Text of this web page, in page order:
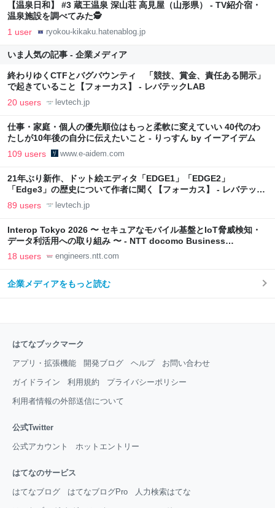
【温泉日和】 #3 蔵王温泉 深山荘 高見屋（山形県） - TV紹介宿・
温泉施設を調べてみた🕵️
1 user ryokou-kikaku.hatenablog.jp
いま人気の記事 - 企業メディア
終わりゆくCTFとバグバウンティ 「競技、賞金、責任ある開示」
で起きていること【フォーカス】 - レバテックLAB
20 users levtech.jp
仕事・家庭・個人の優先順位はもっと柔軟に変えていい 40代のわ
たしが10年後の自分に伝えたいこと - りっすん by イーアイデム
109 users www.e-aidem.com
21年ぶり新作、ドット絵エディタ「EDGE1」「EDGE2」
「Edge3」の歴史について作者に聞く【フォーカス】 - レバテック
LAB
89 users levtech.jp
Interop Tokyo 2026 〜 セキュアなモバイル基盤とIoT脅威検知・
データ利活用への取り組み 〜 - NTT docomo Business
Engineers' Blog
18 users engineers.ntt.com
企業メディアをもっと読む
はてなブックマーク
アプリ・拡張機能 開発ブログ ヘルプ お問い合わせ
ガイドライン 利用規約 プライバシーポリシー
利用者情報の外部送信について
公式Twitter
公式アカウント ホットエントリー
はてなのサービス
はてなブログ はてなブログPro 人力検索はてな